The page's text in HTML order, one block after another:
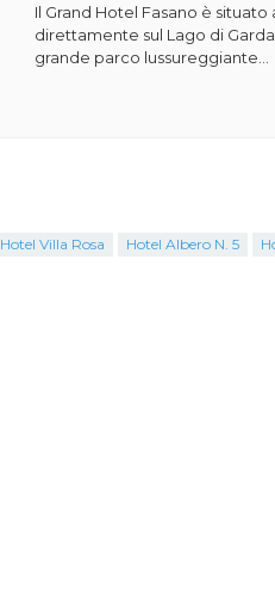
Il Grand Hotel Fasano è situato
direttamente sul Lago di
grande parco lussureggiante...
Hotel Villa Rosa Hotel Albero N. 5